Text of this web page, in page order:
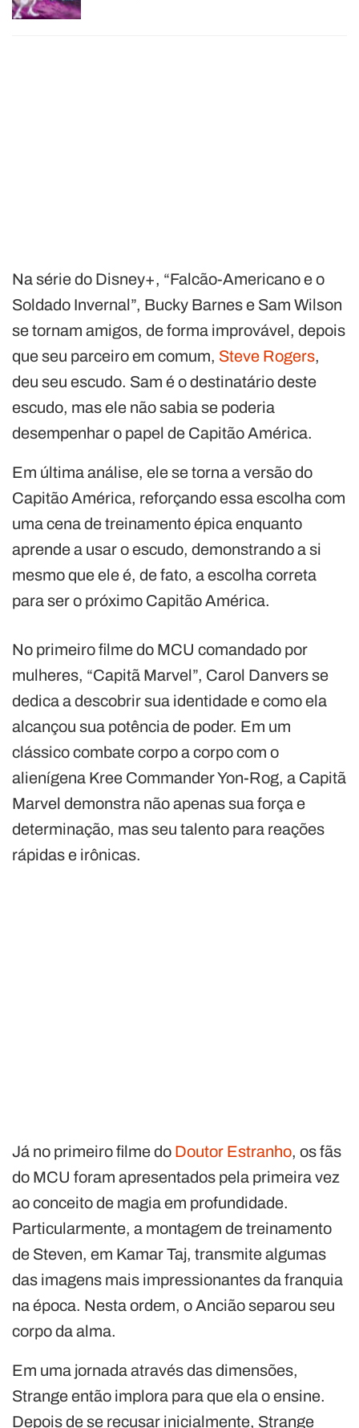
Na série do Disney+, “Falcão-Americano e o
Soldado Invernal”, Bucky Barnes e Sam Wilson
se tornam amigos, de forma improvável, ​​depois
que seu parceiro em comum, Steve Rogers,
deu seu escudo. Sam é o destinatário deste
escudo, mas ele não sabia se poderia
desempenhar o papel de Capitão América.
Em última análise, ele se torna a versão do
Capitão América, reforçando essa escolha com
uma cena de treinamento épica enquanto
aprende a usar o escudo, demonstrando a si
mesmo que ele é, de fato, a escolha correta
para ser o próximo Capitão América.
No primeiro filme do MCU comandado por
mulheres, “Capitã Marvel”, Carol Danvers se
dedica a descobrir sua identidade e como ela
alcançou sua potência de poder. Em um
clássico combate corpo a corpo com o
alienígena Kree Commander Yon-Rog, a Capitã
Marvel demonstra não apenas sua força e
determinação, mas seu talento para reações
rápidas e irônicas.
Já no primeiro filme do Doutor Estranho, os fãs
do MCU foram apresentados pela primeira vez
ao conceito de magia em profundidade.
Particularmente, a montagem de treinamento
de Steven, em Kamar Taj, transmite algumas
das imagens mais impressionantes da franquia
na época. Nesta ordem, o Ancião separou seu
corpo da alma.
Em uma jornada através das dimensões,
Strange então implora para que ela o ensine.
Depois de se recusar inicialmente, Strange